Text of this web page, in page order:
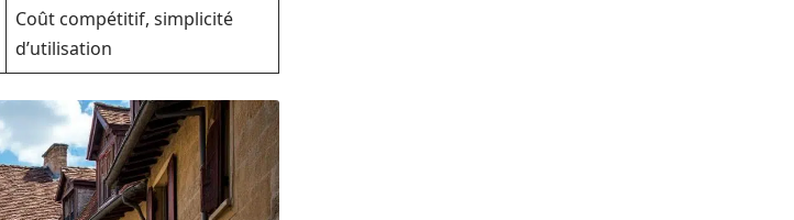
Coût compétitif, simplicité
d’utilisation